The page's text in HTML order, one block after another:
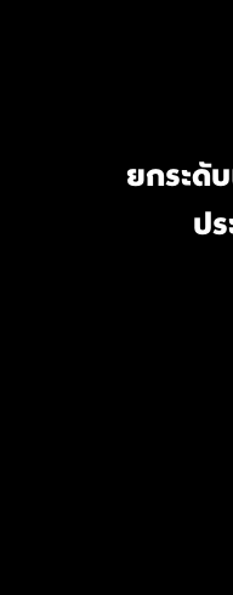
ยกระดั
ป